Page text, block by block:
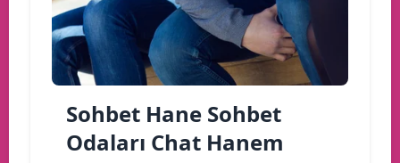
Sohbet Hane Sohbet
Odaları Chat Hanem